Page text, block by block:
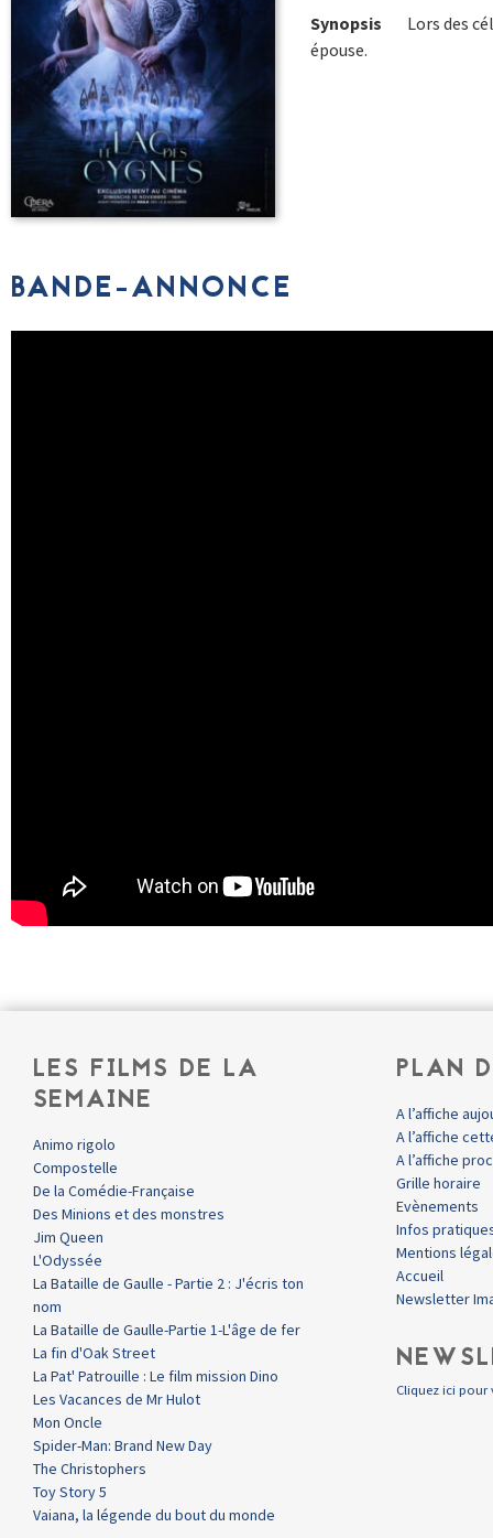
Synopsis
Lors des
épouse.
BANDE-ANNONCE
LES FILMS DE LA
SEMAINE
Animo rigolo
Compostelle
De la Comédie-Française
Des Minions et des monstres
Jim Queen
L'Odyssée
La Bataille de Gaulle - Partie 2 : J'écris ton
nom
La Bataille de Gaulle-Partie 1-L'âge de fer
La fin d'Oak Street
La Pat' Patrouille : Le film mission Dino
Les Vacances de Mr Hulot
Mon Oncle
Spider-Man: Brand New Day
The Christophers
Toy Story 5
Vaiana, la légende du bout du monde
PLAN
A l’affiche
A l’affiche
A l’affiche
Grille horaire
Evènements
Infos
Mentions
Accueil
Newsletter
Cliquez ici pour